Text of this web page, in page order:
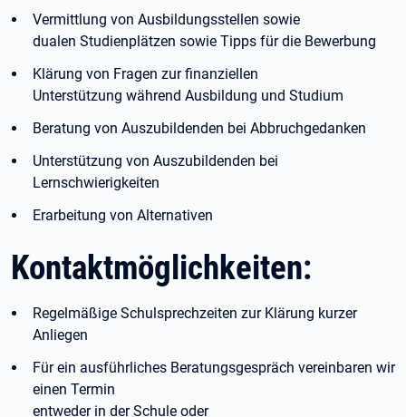
Vermittlung von Ausbildungsstellen sowie
dualen Studienplätzen sowie Tipps für die Bewerbung
Klärung von Fragen zur finanziellen
Unterstützung während Ausbildung und Studium
Beratung von Auszubildenden bei Abbruchgedanken
Unterstützung von Auszubildenden bei
Lernschwierigkeiten
Erarbeitung von Alternativen
Kontaktmöglichkeiten:
Regelmäßige Schulsprechzeiten zur Klärung kurzer
Anliegen
Für ein ausführliches Beratungsgespräch vereinbaren wir
einen Termin
entweder in der Schule oder